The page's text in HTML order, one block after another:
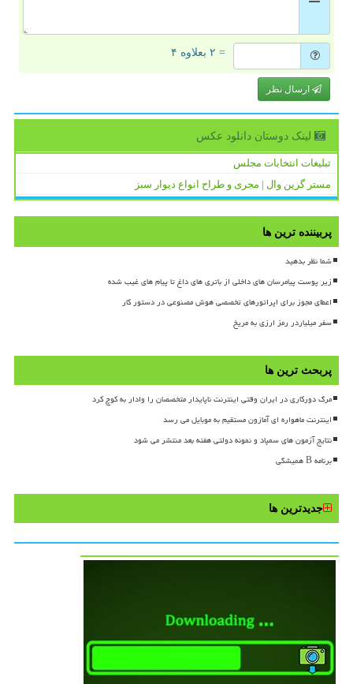
= ۲ بعلاوه ۴
ارسال نظر
لینک دوستان دانلود عكس
تبلیغات انتخابات مجلس
مستر گرین وال | مجری و طراح انواع دیوار سبز
پربیننده ترین ها
شما نظر بدهید
زیر پوست پیامرسان های داخلی از باتری های داغ تا پیام های غیب شده
اعطای مجوز برای اپراتورهای تخصصی هوش مصنوعی در دستور کار
سفر میلیاردر رمز ارزی به مریخ
پربحث ترین ها
مرگ دورکاری در ایران وقتی اینترنت ناپایدار متخصصان را وادار به کوچ کرد
اینترنت ماهواره ای آمازون مستقیم به موبایل می رسد
نتایج آزمون های سمپاد و نمونه دولتی هفته بعد منتشر می شود
برنامه B همیشگی
جدیدترین ها